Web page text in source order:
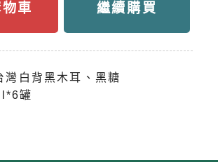
車 繼續購買
灣白背黑木耳、黑糖
罐